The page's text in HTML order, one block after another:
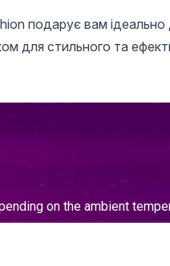
подарує вам ідеально
для стильного та